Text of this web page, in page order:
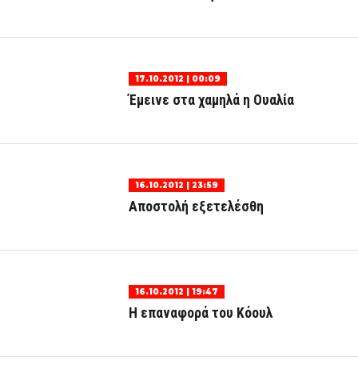
17.10.2012 | 00:09
Έμεινε στα χαμηλά η Ουαλία
16.10.2012 | 23:59
Αποστολή εξετελέσθη
16.10.2012 | 19:47
Η επαναφορά του Κόουλ